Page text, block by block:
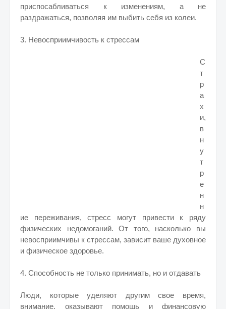
приспосабливаться к изменениям, а не
раздражаться, позволяя им выбить себя из колеи.
3. Невосприимчивость к стрессам
С
т
р
а
х
и,
в
н
у
т
р
е
н
н
ие переживания, стресс могут привести к ряду
физических недомоганий. От того, насколько вы
невосприимчивы к стрессам, зависит ваше духовное
и физическое здоровье.
4. Способность не только принимать, но и отдавать
Люди, которые уделяют другим свое время,
внимание, оказывают помощь и финансовую